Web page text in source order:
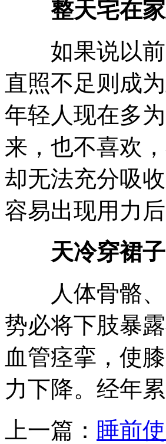
整天宅在家
如果说以前
直照不足则成
年轻人现在多
来，也不喜欢
却无法充分吸
容易出现用力
天冷穿裙子
人体骨骼、
势必将下肢暴
血管痉挛，使
力下降。经年
上一篇： 睡前